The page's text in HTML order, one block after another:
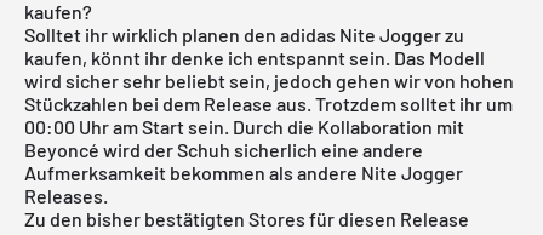
kaufen?
Solltet ihr wirklich planen den adidas Nite Jogger zu
kaufen, könnt ihr denke ich entspannt sein. Das Modell
wird sicher sehr beliebt sein, jedoch gehen wir von hohen
Stückzahlen bei dem Release aus. Trotzdem solltet ihr um
00:00 Uhr am Start sein. Durch die Kollaboration mit
Beyoncé wird der Schuh sicherlich eine andere
Aufmerksamkeit bekommen als andere Nite Jogger
Releases.
Zu den bisher bestätigten Stores für diesen Release